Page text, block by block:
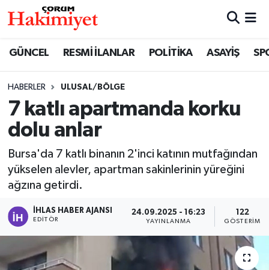
GÜNCEL RESMİ İLANLAR POLİTİKA ASAYİŞ
HABERLER ULUSAL/BÖLGE
7 katlı apartmanda korku
dolu anlar
Bursa'da 7 katlı binanın 2'inci katının mutfağından
yükselen alevler, apartman sakinlerinin yüreğini
ağzına getirdi.
İHLAS HABER AJANSI
EDITÖR
24.09.2025 - 16:23
YAYINLANMA
122
GÖSTERIM
SAĞLIK
ASAYİŞ
EKONOMİ
EĞİTİM
Nöbetçi Eczaneler
Çorum Namaz Vakitleri
Trafik Durumu
Süper Lig Puan Durumu ve Fikstür
Haber Arşivi